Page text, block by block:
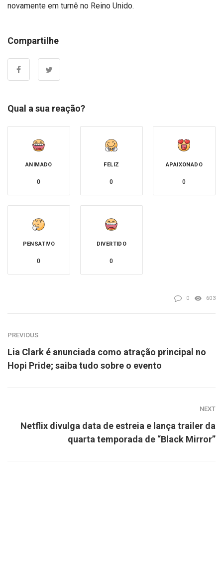
novamente em turnê no Reino Unido.
Compartilhe
Qual a sua reação?
ANIMADO
0
FELIZ
0
APAIXONADO
0
PENSATIVO
0
DIVERTIDO
0
0 603
PREVIOUS
Lia Clark é anunciada como atração principal no
Hopi Pride; saiba tudo sobre o evento
NEXT
Netflix divulga data de estreia e lança trailer da
quarta temporada de “Black Mirror”